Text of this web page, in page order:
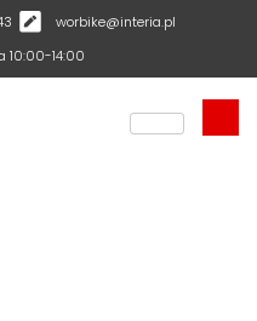
worbike@interia.pl
10:00-14:00